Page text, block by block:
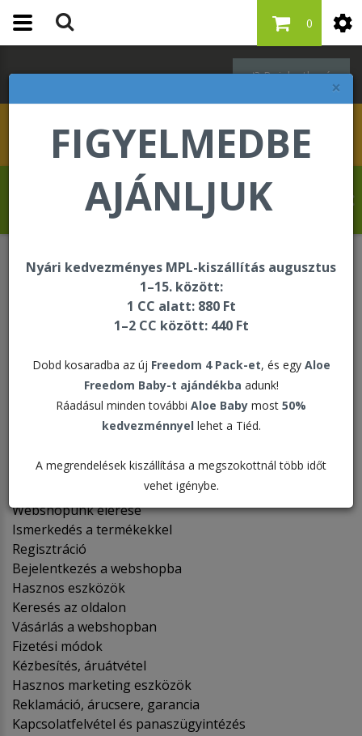
×
FIGYELMEDBE
AJÁNLJUK
Nyári kedvezményes MPL-kiszállítás augusztus
1–15. között:
1 CC alatt: 880 Ft
1–2 CC között: 440 Ft
Dobd kosaradba az új Freedom 4 Pack-et, és egy Aloe
Freedom Baby-t ajándékba adunk!
Ráadásul minden további Aloe Baby most 50%
kedvezménnyel lehet a Tiéd.
A megrendelések kiszállítása a megszokottnál több időt
vehet igénybe.
Bejelentkezés
0
Hahn Martina üdvözli Önt a Forever Living
internetes áruházában!
WEBSHOPUNK HASZNÁLATÁRÓL
WEBSHOPUNK
HASZNÁLATÁRÓL
A FOREVER LIVING PRODUCTS MAGYARORSZÁG KFT
WEBSHOPUNK HASZNÁLATÁRÓL
Bevezető
Nemzetközi Üzletpolitika elérése
Webshopunk elérése
Ismerkedés a termékekkel
Regisztráció
Bejelentkezés a webshopba
Hasznos eszközök
Keresés az oldalon
Vásárlás a webshopban
Fizetési módok
Kézbesítés, áruátvétel
Hasznos marketing eszközök
Reklamáció, árucsere, garancia
Kapcsolatfelvétel és panaszügyintézés